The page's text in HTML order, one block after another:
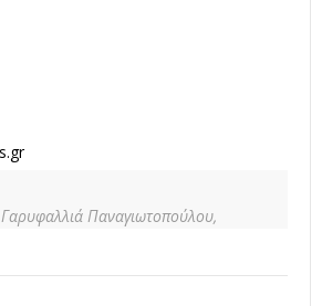
Γαρυφαλλιά Παναγιωτοπούλου,